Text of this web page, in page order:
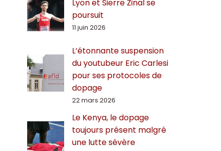
Lyon et Sierre Zinal se
poursuit
11 juin 2026
L’étonnante suspension
du youtubeur Eric Carlesi
pour ses protocoles de
dopage
22 mars 2026
Le Kenya, le dopage
toujours présent malgré
une lutte sévère